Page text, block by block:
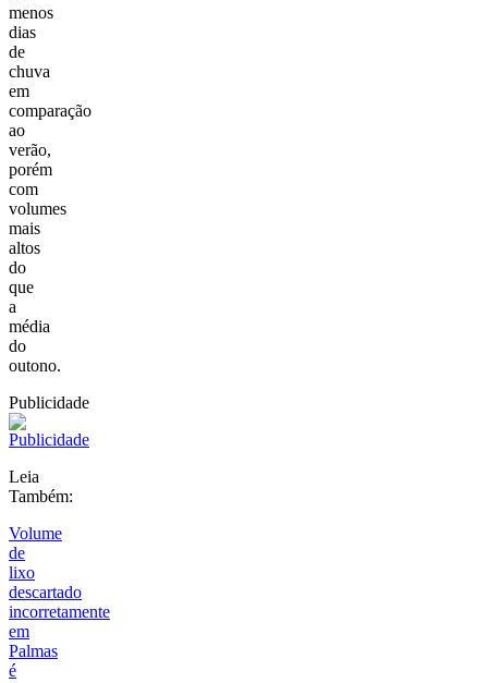
menos
dias
de
chuva
em
comparação
ao
verão,
porém
com
volumes
mais
altos
do
que
a
média
do
outono.
Publicidade
Leia
Também:
Volume
de
lixo
descartado
incorretamente
em
Palmas
é